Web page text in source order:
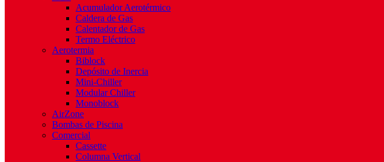
Acumulador Aerotérmico
Caldera de Gas
Calentador de Gas
Termo Eléctrico
Aerotermia
Biblock
Depósito de Inercia
Mini-Chiller
Modular Chiller
Monoblock
AirZone
Bombas de Piscina
Comercial
Cassette
Columna Vertical